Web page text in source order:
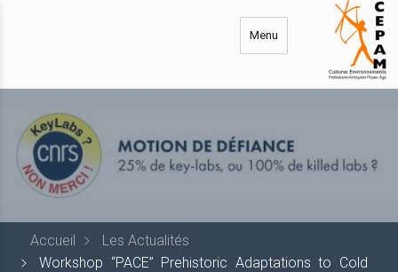
Menu
Accueil
Les Actualités
Workshop “PACE” Prehistoric Adaptations to Cold